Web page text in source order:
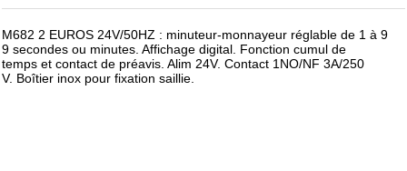
M682 2 EUROS 24V/50HZ : minuteur-monnayeur réglable de 1 à 9
9 secondes ou minutes. Affichage digital. Fonction cumul de
temps et contact de préavis. Alim 24V. Contact 1NO/NF 3A/250
V. Boîtier inox pour fixation saillie.